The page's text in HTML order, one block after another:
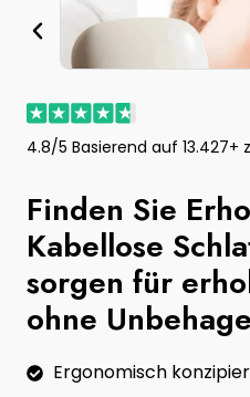
4.8/5 Basierend auf 13.427+
Finden Sie
Kabellose
sorgen für
ohne
Ergonomisch